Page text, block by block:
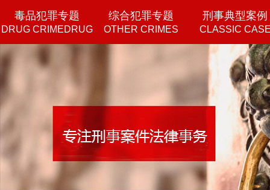
毒品犯罪专题
DRUG CRIMEDRUG
综合犯罪专题
OTHER CRIMES
刑事典型案例
CLASSIC